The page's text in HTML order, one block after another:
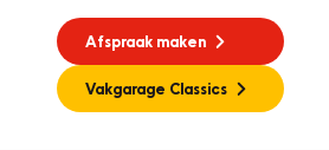
Afspraak maken
Vakgarage Classics